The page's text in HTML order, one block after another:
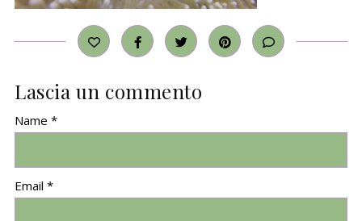
Lascia un commento
Name *
Email *